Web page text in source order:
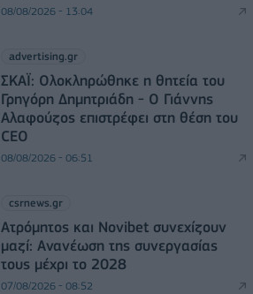
08/08/2026 - 13:04
advertising.gr
ΣΚΑΪ: Ολοκληρώθηκε η θητεία του
Γρηγόρη Δημητριάδη - Ο Γιάννης
Αλαφούζος επιστρέφει στη θέση του
CEO
08/08/2026 - 06:51
csrnews.gr
Ατρόμητος και Novibet συνεχίζουν
μαζί: Ανανέωση της συνεργασίας
τους μέχρι το 2028
07/08/2026 - 08:52